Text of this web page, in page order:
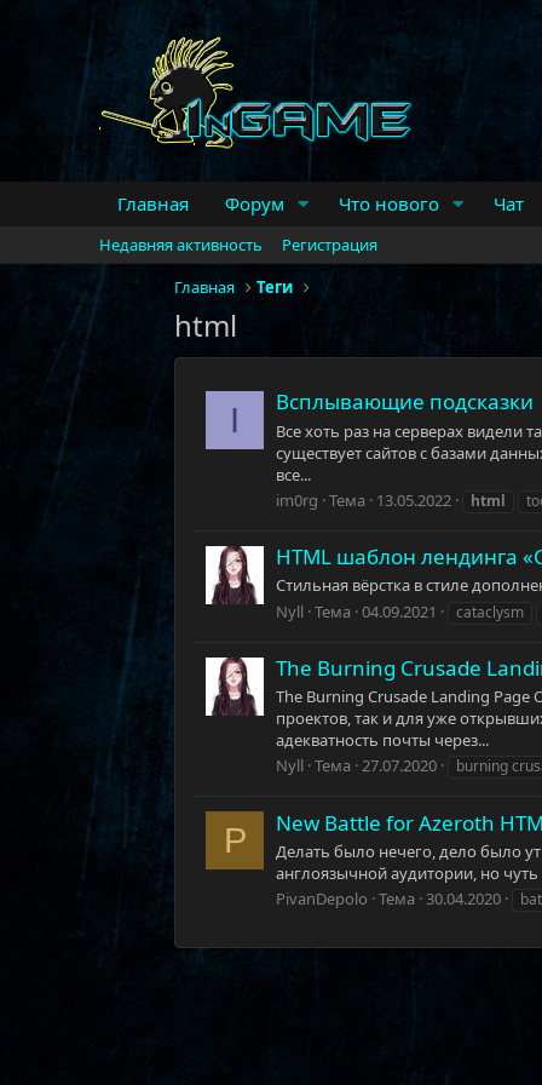
Главная Форум Что нового Чат
Недавняя активность
Регистрация
Главная
Теги
html
I Всплывающие подсказки
Все хоть раз на серверах видели
существует сайтов с базами
все...
im0rg Тема 13.05.2022 html
HTML шаблон лендинга
Стильная вёрстка в стиле
Nyll Тема 04.09.2021 cataclysm
The Burning Crusade
The Burning Crusade Landing
проектов, так и для уже
адекватность почты через...
Nyll Тема 27.07.2020 burning
P New Battle for Azeroth
Делать было нечего, дело было
англоязычной аудитории, но
PivanDepolo Тема 30.04.2020